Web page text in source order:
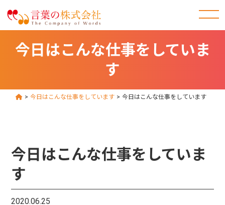
今日はこんな仕事をしていま
す
> 今日はこんな仕事をしています > 今日はこんな仕事をしています
今日はこんな仕事をしていま
す
2020.06.25